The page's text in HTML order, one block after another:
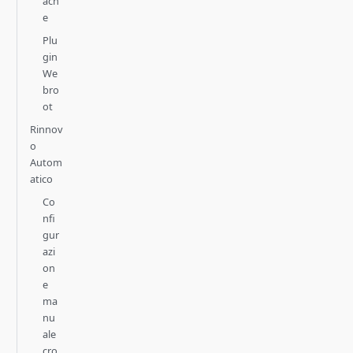
e
Plu
gin
We
bro
ot
Rinnov
o
Autom
atico
Co
nfi
gur
azi
on
e
ma
nu
ale